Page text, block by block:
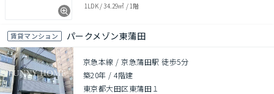
1LDK/34.29㎡ / 1階
賃貸マンション パークメゾン東蒲田
京急本線 / 京急蒲田駅 徒歩5分
築20年 /4階建
東京都大田区東蒲田１